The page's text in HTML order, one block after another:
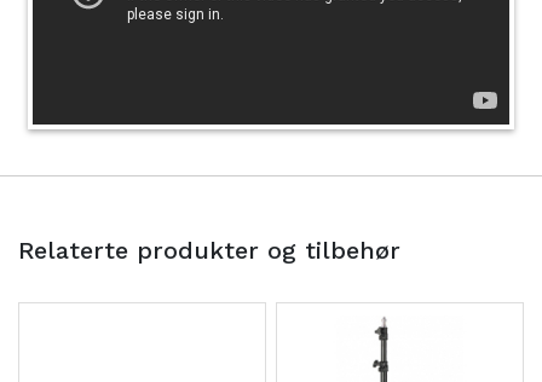
Relaterte produkter og tilbehør